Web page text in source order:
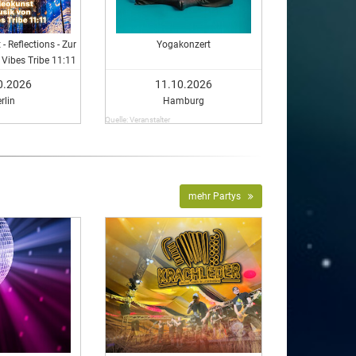
Reflections - Zur
Tribe 11:11
Yogakonzert
11.10.2026
Hamburg
Quelle: Veranstalter
mehr Partys